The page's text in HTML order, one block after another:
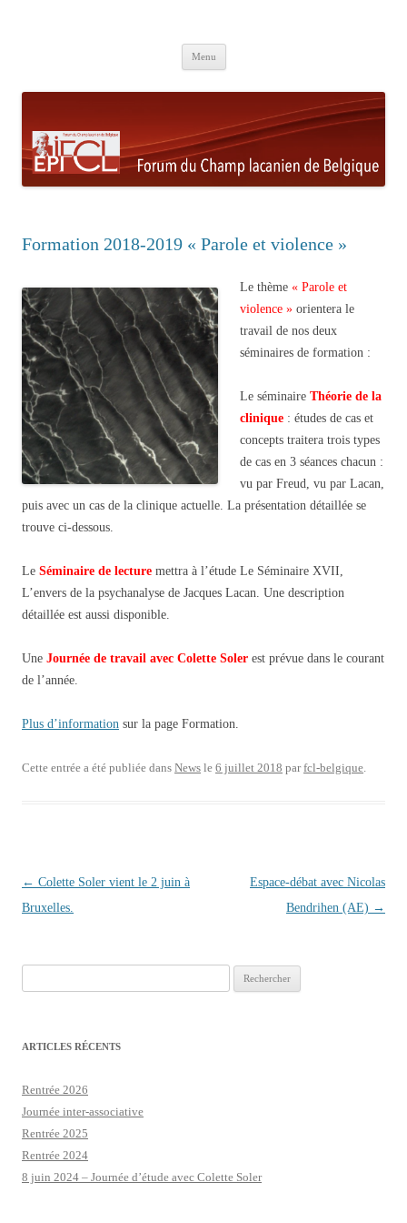
Menu
Formation 2018-2019 « Parole et violence »
Le thème « Parole et
violence » orientera le
travail de nos deux
séminaires de formation :
Le séminaire Théorie de la
clinique : études de cas et
concepts traitera trois types
de cas en 3 séances chacun :
vu par Freud, vu par Lacan,
puis avec un cas de la clinique actuelle. La présentation détaillée se
trouve ci-dessous.
Le Séminaire de lecture mettra à l’étude Le Séminaire XVII,
L’envers de la psychanalyse de Jacques Lacan. Une description
détaillée est aussi disponible.
Une Journée de travail avec Colette Soler est prévue dans le courant
de l’année.
Plus d’information sur la page Formation.
Cette entrée a été publiée dans News le 6 juillet 2018 parfcl-belgique.
Navigation des articles
← Colette Soler vient le 2 juin à
Bruxelles.
Espace-débat avec Nicolas
Bendrihen (AE) →
ARTICLES RÉCENTS
Rentrée 2026
Journée inter-associative
Rentrée 2025
Rentrée 2024
8 juin 2024 – Journée d’étude avec Colette Soler